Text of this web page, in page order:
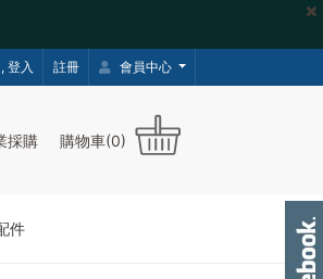
登入 註冊 會員中心
採購 購物車(0)
件